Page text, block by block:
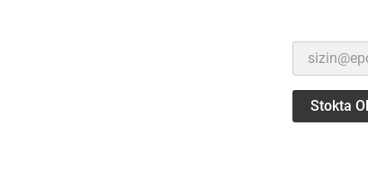
Stokta